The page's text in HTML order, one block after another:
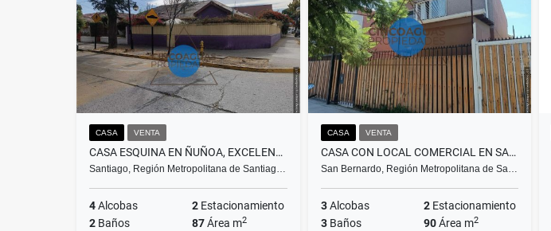
CASA VENTA
CASA ESQUINA EN ÑUÑOA, EXCELENTE UBICACIÓN.
Santiago, Región Metropolitana de Santiag…
4Alcobas 2 Estacionamiento
2 Baños 87Área m2
CASA VENTA
CASA CON LOCAL COMERCIAL EN SAN BERNARDO
San Bernardo, Región Metropolitana de Sa…
3Alcobas 2Estacionamiento
3Baños 90Área m2